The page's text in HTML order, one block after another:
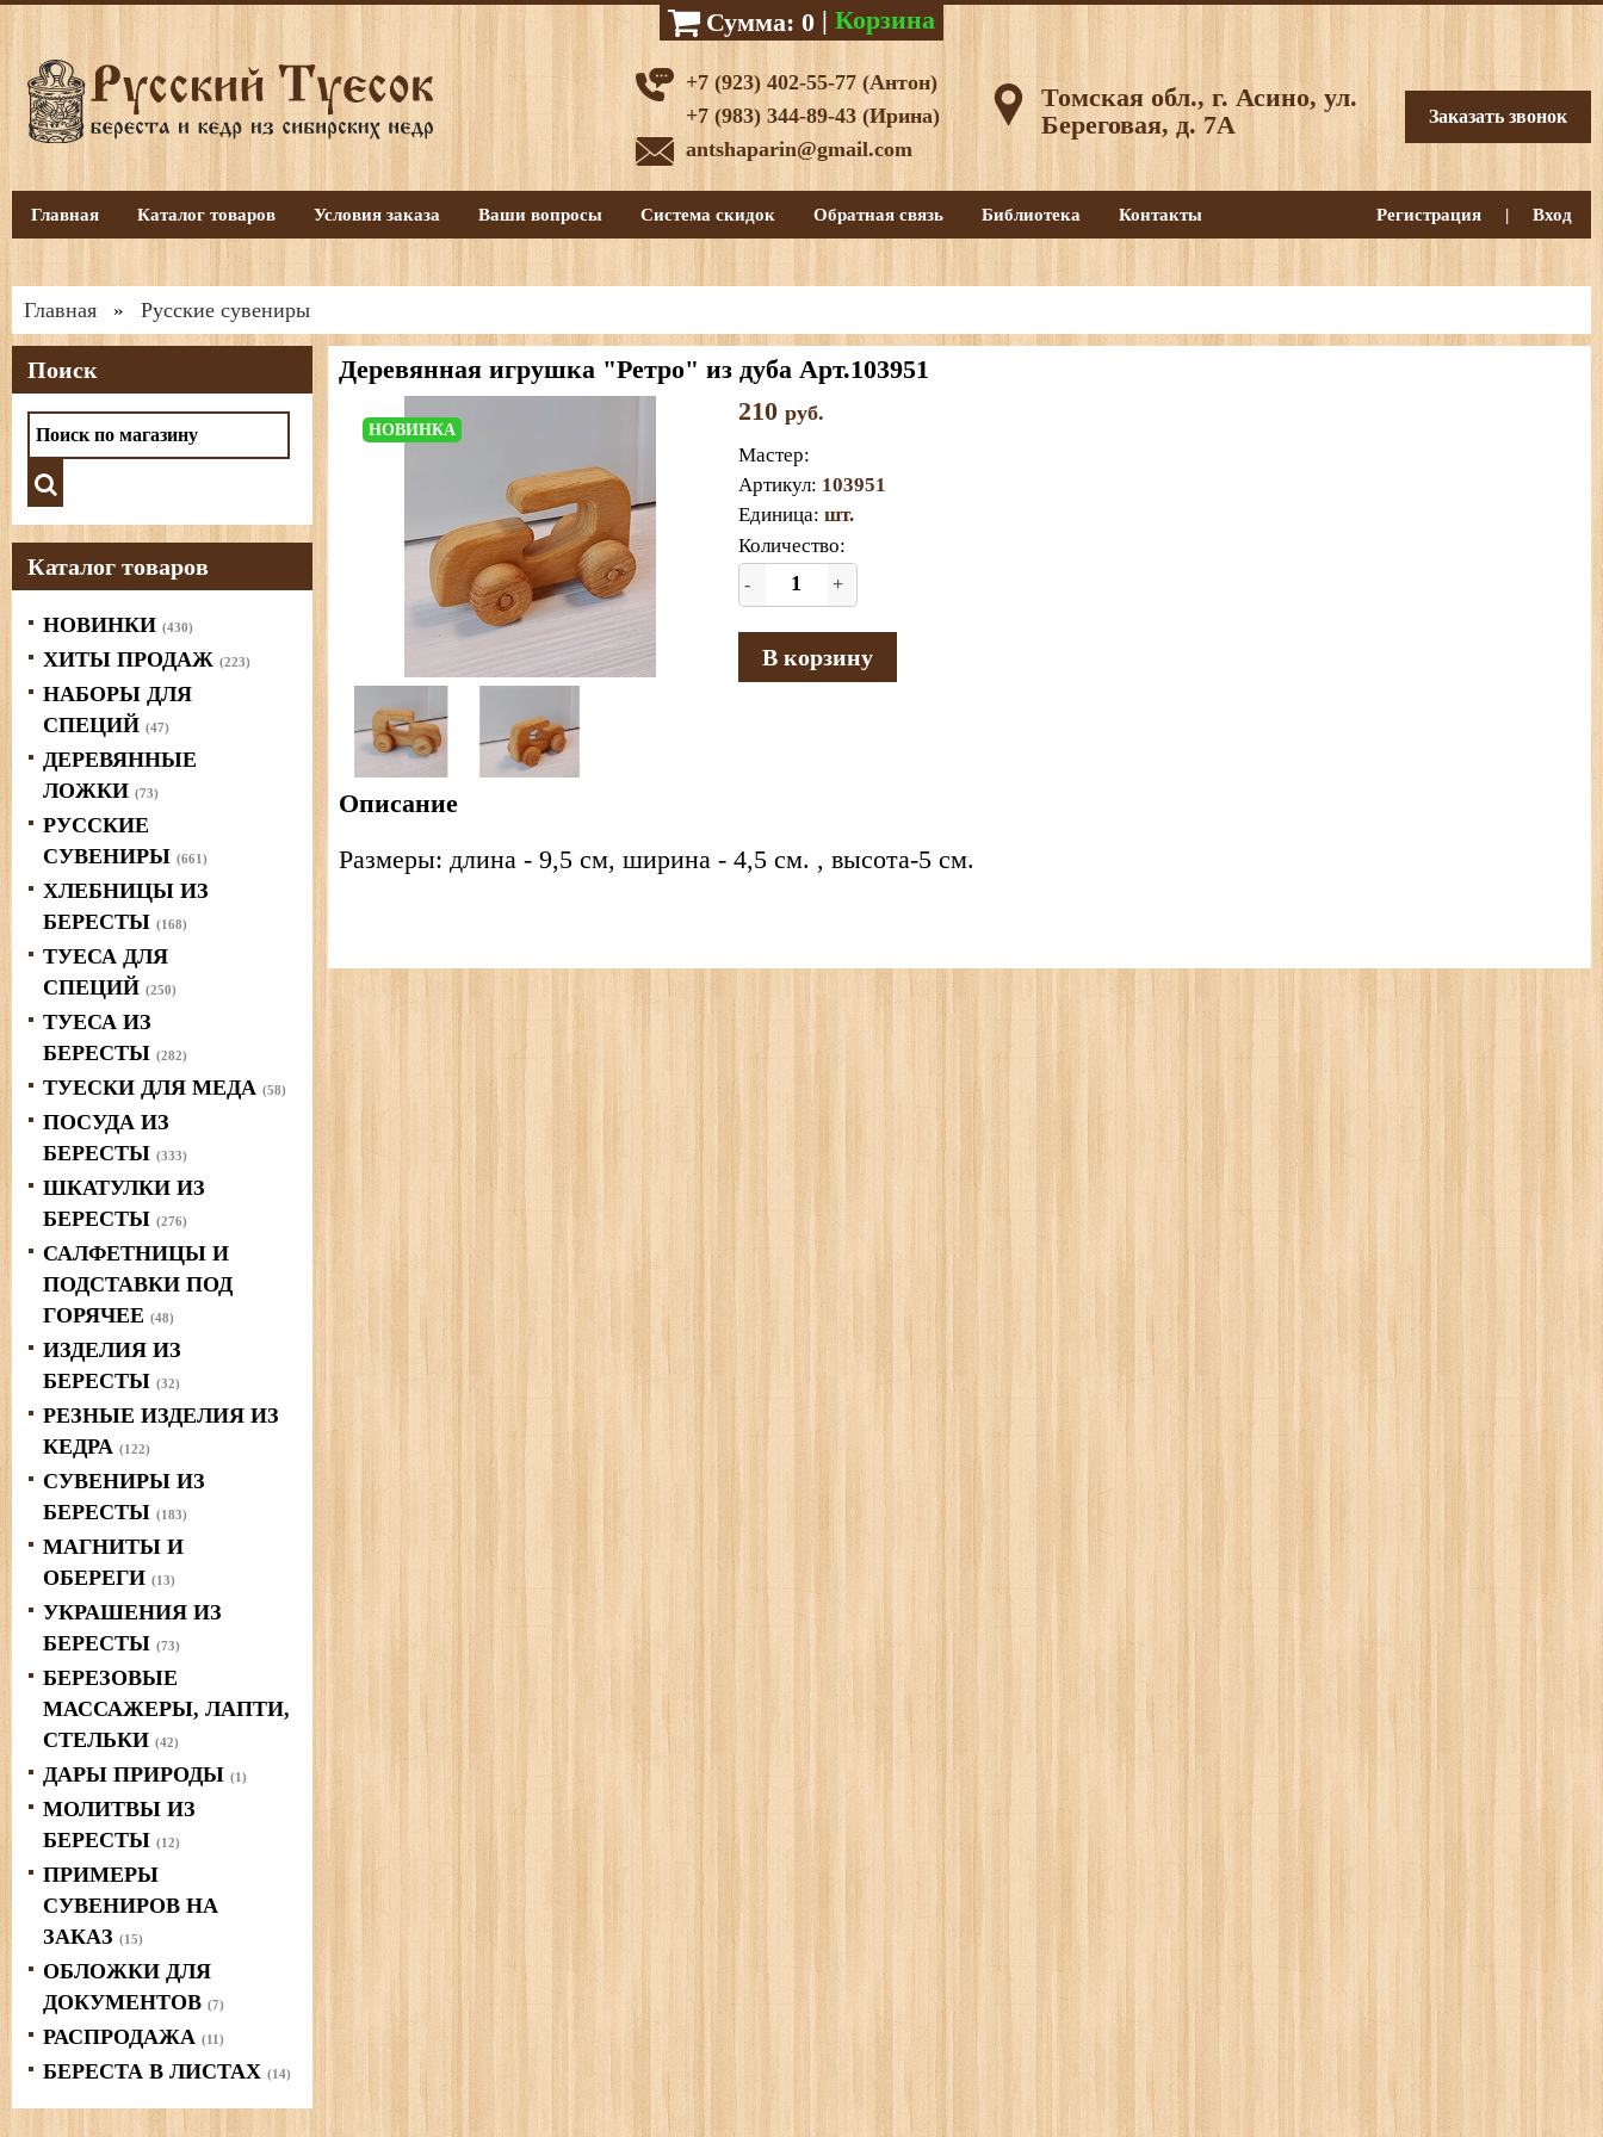
Сумма: 0 | Корзина
Главная Каталог товаров Условия заказа Ваши вопросы Система скидок Обратная связь Библиотека Контакты Регистрация | Вход
+7 (923) 402-55-77 (Антон)
+7 (983) 344-89-43 (Ирина)
antshaparin@gmail.com
Томская обл., г. Асино, ул.
Береговая, д. 7А
Заказать звонок
Главная » Русские сувениры
Деревянная игрушка "Ретро" из дуба Арт.103951
НОВИНКА
210 руб.
Мастер:
Артикул: 103951
Единица: шт.
Количество:
- +
В корзину
Описание
Размеры: длина - 9,5 см, ширина - 4,5 см. , высота-5 см.
Поиск
Каталог товаров
НОВИНКИ (430)
ХИТЫ ПРОДАЖ (223)
НАБОРЫ ДЛЯ
СПЕЦИЙ (47)
ДЕРЕВЯННЫЕ
ЛОЖКИ (73)
РУССКИЕ
СУВЕНИРЫ (661)
ХЛЕБНИЦЫ ИЗ
БЕРЕСТЫ (168)
ТУЕСА ДЛЯ
СПЕЦИЙ (250)
ТУЕСА ИЗ
БЕРЕСТЫ (282)
ТУЕСКИ ДЛЯ МЕДА (58)
ПОСУДА ИЗ
БЕРЕСТЫ (333)
ШКАТУЛКИ ИЗ
БЕРЕСТЫ (276)
САЛФЕТНИЦЫ И
ПОДСТАВКИ ПОД
ГОРЯЧЕЕ (48)
ИЗДЕЛИЯ ИЗ
БЕРЕСТЫ (32)
РЕЗНЫЕ ИЗДЕЛИЯ ИЗ
КЕДРА (122)
СУВЕНИРЫ ИЗ
БЕРЕСТЫ (183)
МАГНИТЫ И
ОБЕРЕГИ (13)
УКРАШЕНИЯ ИЗ
БЕРЕСТЫ (73)
БЕРЕЗОВЫЕ
МАССАЖЕРЫ, ЛАПТИ,
СТЕЛЬКИ (42)
ДАРЫ ПРИРОДЫ (1)
МОЛИТВЫ ИЗ
БЕРЕСТЫ (12)
ПРИМЕРЫ
СУВЕНИРОВ НА
ЗАКАЗ (15)
ОБЛОЖКИ ДЛЯ
ДОКУМЕНТОВ (7)
РАСПРОДАЖА (11)
БЕРЕСТА В ЛИСТАХ (14)